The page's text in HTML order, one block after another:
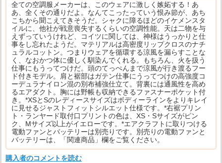
全ての空調服メーカーは、このウェアに激しく嫉妬する！あ
あ、全くその通りだよ。なんてこったっていう恨み節が、あち
こちから聞こえてきそうだ。シャクに障るほどのイケメンスタ
イルに、他社が戦意喪失するくらいの空調性能。天は二物を与
えずっていうけれど、コイツに関しては、神様はうっかりと仕
事をし忘れたようだ。マテリアルは高密度リップクロスのナチ
ュラルコットン。つまりウェアを循環する涼風を漏らすことな
く、なおかつ体に優しく馴染んでくれる。もちろん、火を扱う
仕事にもうってつけだ。頭のてっぺんまで涼風が行き渡るフー
ド付きモデル。肩と裾部はガテン仕事にうってつけの高強度コ
ーデュラナイロン混の別布補強仕立て。背裏には通風性を高め
るエアダクト。胸には野帳も収納できるファスナーポケット付
き。*XSとSのレディースサイズはボディーラインをよりキレイ
に見せるジャストフィットシルエット仕様です。*右裾プリン
ト・ランヤード取付口プリントの色は、XS・Sサイズがピン
ク、Mサイズ以上がイエローです。*エアクラフトに取りつける
電動ファンとバッテリーは別売りです。別売りの電動ファンと
バッテリーは、「関連商品」欄をご覧ください。
購入者のコメントを読む